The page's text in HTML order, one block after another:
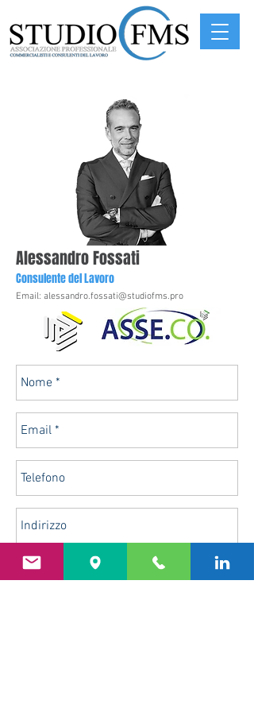
Alessandro Fossati
​Consulente del Lavoro
Email: alessandro.fossati@studiofms.pro